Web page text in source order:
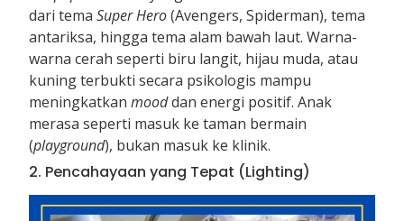
dari temaSuper Hero(Avengers, Spiderman), tema
antariksa, hingga tema alam bawah laut. Warna-
warna cerah seperti biru langit, hijau muda, atau
kuning terbukti secara psikologis mampu
meningkatkanmooddan energi positif. Anak
merasa seperti masuk ke taman bermain
(playground), bukan masuk ke klinik.
2. Pencahayaan yang Tepat (Lighting)